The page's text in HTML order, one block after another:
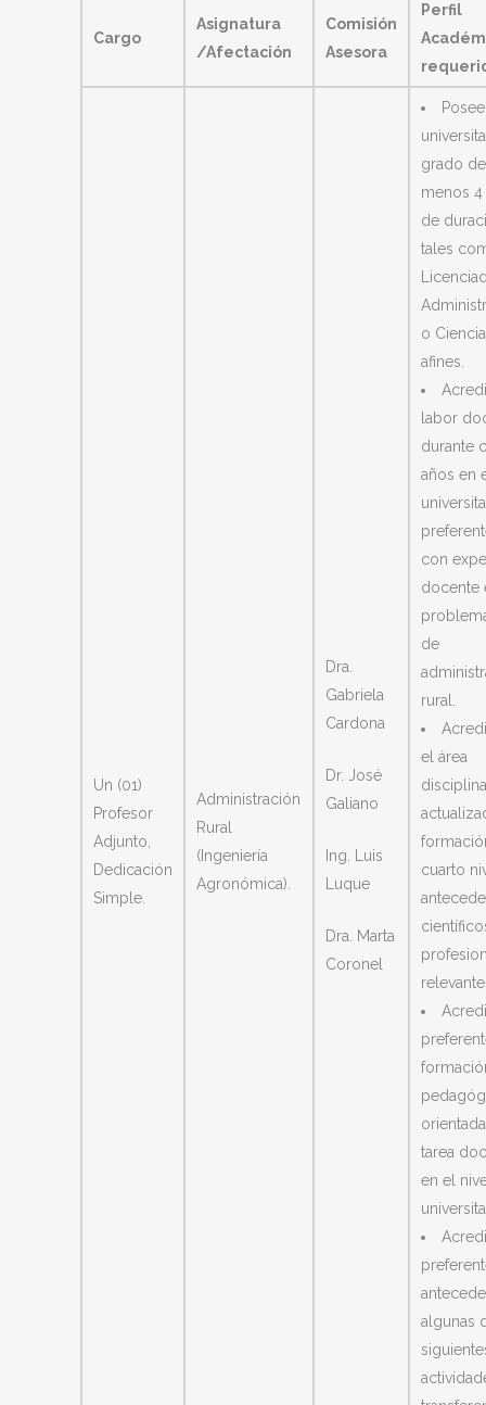
Cargo
Asignatura
/Afectación
Comisión
Asesora
Perfil
Un (01)
Profesor
Adjunto,
Dedicación
Simple.
Administración
Rural
(Ingeniería
Agronómica).
Dra.
Gabriela
Cardona
Dr. José
Galiano
Ing. Luis
Luque
Dra. Marta
Coronel
grado
menos 4
de
tales
o
afines.
labor
durante
años en
con
docente
de
rural.
el área
cuarto
tarea
en el
algunas